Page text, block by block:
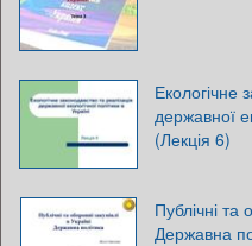
Екологічне
державної
(Лекція 6)
Публічні та
Державна